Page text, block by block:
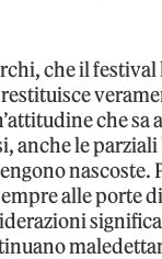
che il festival
che sa
anche le
nascoste.
alle porte